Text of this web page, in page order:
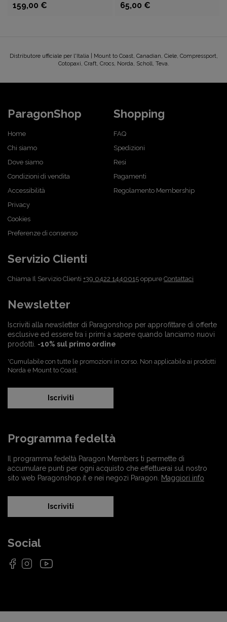
159,00 € 65,00 €
Distributore ufficiale per l'Italia | Mount to Coast, Canadian, Ciele, Compressport,
Cotopaxi, Craft, Crocs, Norda, Scholl, Teva.
ParagonShop
Home
Chi siamo
Dove siamo
Condizioni di vendita
Accessibilità
Privacy
Cookies
Preferenze di consenso
Shopping
FAQ
Spedizioni
Resi
Pagamenti
Regolamento Membership
Servizio Clienti
Chiama Il Servizio Clienti +39 0422 1440015 oppure Contattaci
Newsletter
Iscriviti alla newsletter di Paragonshop per approfittare di offerte
esclusive ed essere tra i primi a sapere quando lanciamo nuovi
prodotti. -10% sul primo ordine
*Cumulabile con tutte le promozioni in corso. Non applicabile ai prodotti
Norda e Mount to Coast.
Iscriviti
Programma fedeltà
Il programma fedeltà Paragon Members ti permette di
accumulare punti per ogni acquisto che effettuerai sul nostro
sito web Paragonshop.it e nei negozi Paragon.
Maggiori info
Iscriviti
Social